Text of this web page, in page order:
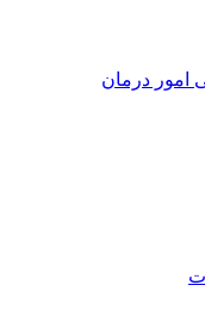
امور درمان